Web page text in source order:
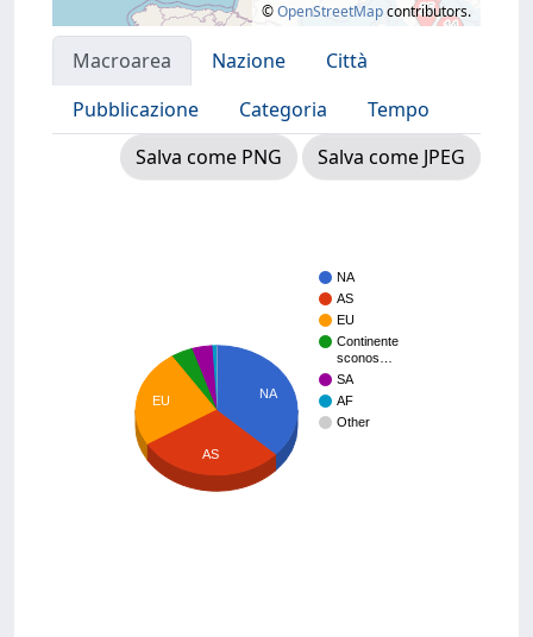
©OpenStreetMapcontributors.
Macroarea Nazione
Città
Pubblicazione
Categoria
Tempo
Salva come PNG
Salva come JPEG
NA
AS
EU
Continente
sconos…
SA
AF
Other
NA
EU
AS